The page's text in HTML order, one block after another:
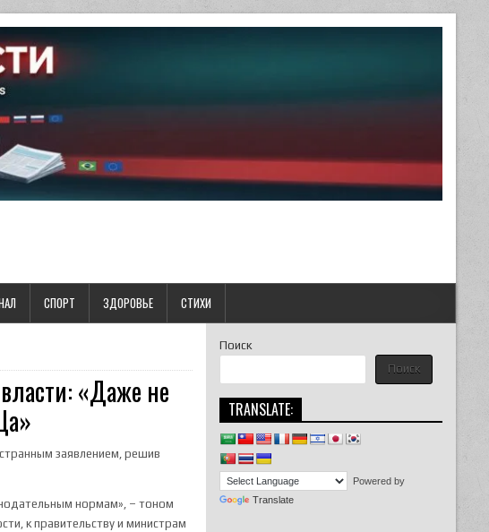
СПОРТ ЗДОРОВЬЕ СТИХИ
«Даже не
заявлением, решив
нормам», – тоном
к правительству и министрам
Поиск
Поиск
TRANSLATE:
Powered by
Translate